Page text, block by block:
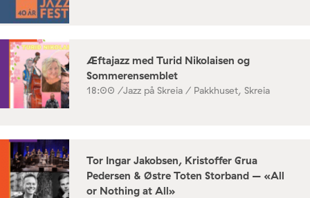
Æftajazz med Turid Nikolaisen og
Sommerensemblet
18:00 /Jazz på Skreia / Pakkhuset, Skreia
Tor Ingar Jakobsen, Kristoffer Grua
Pedersen & Østre Toten Storband – «All
or Nothing at All»